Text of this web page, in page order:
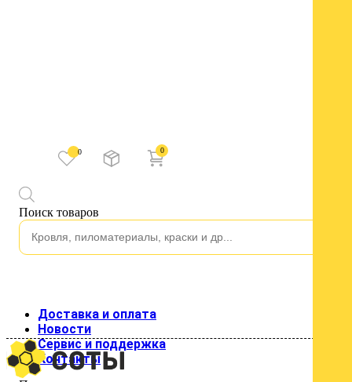
0 0
Поиск товаров
Каталог
Водосток
Изоляция
Строительные пленки
Кровельные материалы
Металлочерепица
Профнастил для кровли
Профнастил стеновой
Доставка и оплата
Новости
Сервис и поддержка
Контакты